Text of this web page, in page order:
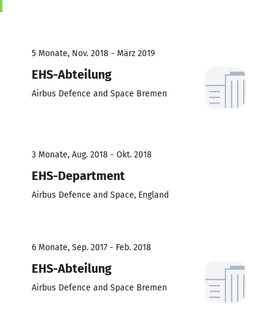
5 Monate, Nov. 2018 - März 2019
EHS-Abteilung
Airbus Defence and Space Bremen
3 Monate, Aug. 2018 - Okt. 2018
EHS-Department
Airbus Defence and Space, England
6 Monate, Sep. 2017 - Feb. 2018
EHS-Abteilung
Airbus Defence and Space Bremen